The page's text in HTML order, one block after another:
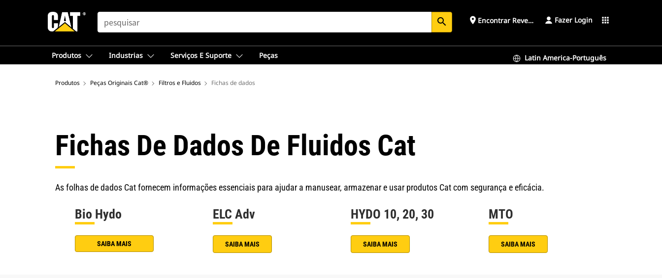
SEARCH search place Encontrar Revendedor Fazer Login apps
Produtos Industrias Serviços E Suporte Peças Latin America-Português
Produtos Peças Originais Cat® Filtros e Fluidos Fichas de dados
Fichas De Dados De Fluidos Cat
As folhas de dados Cat fornecem informações essenciais para ajudar a manusear, armazenar e usar produtos Cat com segurança e eficácia.
Bio Hydo
SAIBA MAIS
ELC Adv
SAIBA MAIS
HYDO 10, 20, 30
SAIBA MAIS
MTO
SAIBA MAIS